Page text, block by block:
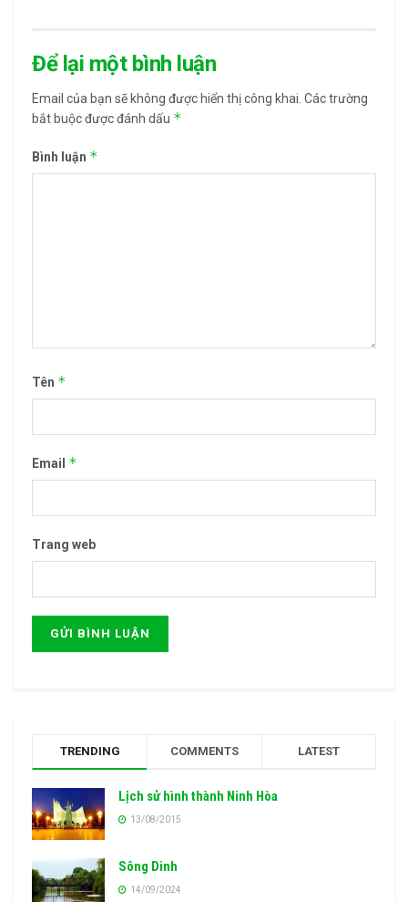
Để lại một bình luận
Email của bạn sẽ không được hiển thị công khai. Các trường
bắt buộc được đánh dấu *
Bình luận *
Tên *
Email *
Trang web
TRENDING COMMENTS LATEST
Lịch sử hình thành Ninh Hòa
13/08/2015
Sông Dinh
14/09/2024